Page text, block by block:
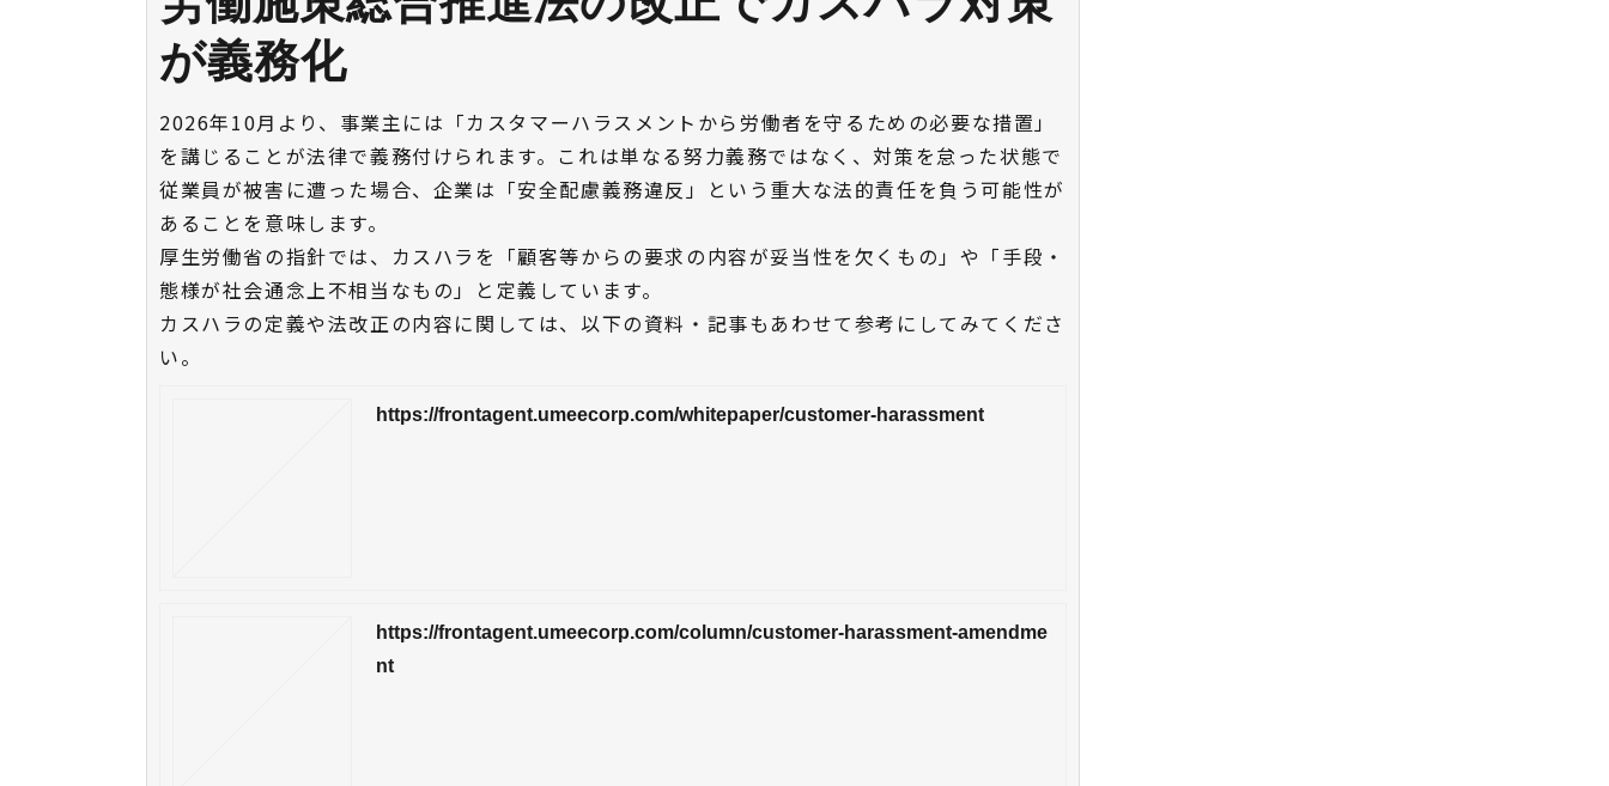
が義務化
2026年10月より、事業主には「カスタマーハラスメントから労働者を守るための必要な措置」
を講じることが法律で義務付けられます。これは単なる努力義務ではなく、対策を怠った状態で
従業員が被害に遭った場合、企業は「安全配慮義務違反」という重大な法的責任を負う可能性が
あることを意味します。
厚生労働省の指針では、カスハラを「顧客等からの要求の内容が妥当性を欠くもの」や「手段・
態様が社会通念上不相当なもの」と定義しています。
カスハラの定義や法改正の内容に関しては、以下の資料・記事もあわせて参考にしてみてくださ
い。
https://frontagent.umeecorp.com/whitepaper/customer-harassment
https://frontagent.umeecorp.com/column/customer-harassment-amendme
nt